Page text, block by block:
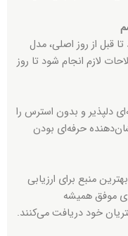
قبل از روز اصلی، مدل
لازم انجام شود تا روز
دلپذیر و بدون استرس را
حرفه‌ای بودن
منبع برای ارزیابی
موفق همیشه
خود دریافت می‌کنند.